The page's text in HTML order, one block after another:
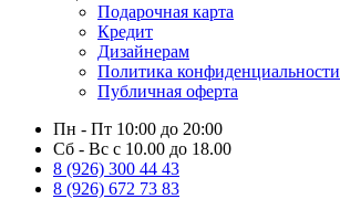
Подарочная карта
Кредит
Дизайнерам
Политика конфиденциальности
Публичная оферта
Пн - Пт 10:00 до 20:00
Сб - Вс с 10.00 до 18.00
8 (926) 300 44 43
8 (926) 672 73 83